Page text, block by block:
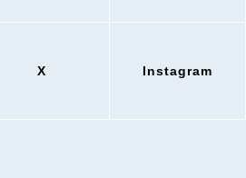
X Instagram